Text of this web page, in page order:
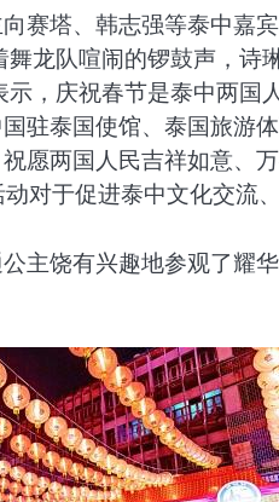
赛塔、韩志强等泰中嘉
龙队喧闹的锣鼓声，诗
示，庆祝春节是泰中两国
驻泰国使馆、泰国旅游
愿两国人民吉祥如意、
对于促进泰中文化交流
主饶有兴趣地参观了耀